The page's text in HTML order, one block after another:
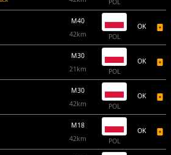
POL
M40
42km
POL
OK
M30
21km
POL
OK
M30
42km
POL
OK
M18
42km
POL
OK